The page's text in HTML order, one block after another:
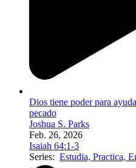
Dios tiene poder para
pecado
Joshua S. Parks
Feb. 26, 2026
Isaiah 64:1-3
Series: Estudia, Practica,